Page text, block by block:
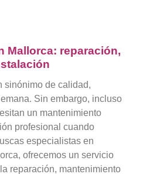
Mallorca: reparación,
sinónimo de calidad,
Sin embargo, incluso
un mantenimiento
profesional cuando
especialistas en
ofrecemos un servicio
reparación, mantenimiento